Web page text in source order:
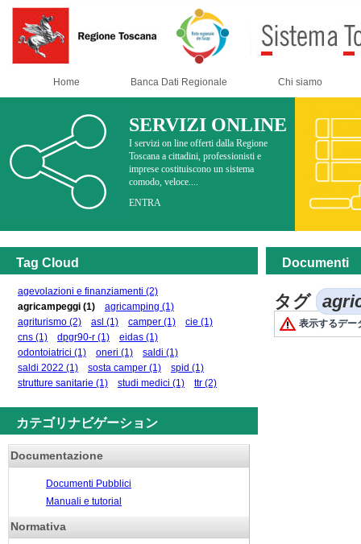
Home Banca Dati Regionale Chi siamo
SERVIZI ONLINE
I servizi on line offerti dalla Regione
Toscana a cittadini, professionisti e
imprese costituiscono un sistema
comodo, veloce....
ENTRA
Tag Cloud
agevolazioni e finanziamenti (2)
agricampeggi (1) agricamping (1)
agriturismo (2) asl (1) camper (1) cie (1)
cns (1) dpgr90-r (1) eidas (1)
odontoiatrici (1) oneri (1) saldi (1)
saldi 2022 (1) sosta camper (1) spid (1)
strutture sanitarie (1) studi medici (1) ttr (2)
カテゴリナビゲーション
Documentazione
Documenti Pubblici
Manuali e tutorial
Normativa
Documenti
タグ
表示するデー